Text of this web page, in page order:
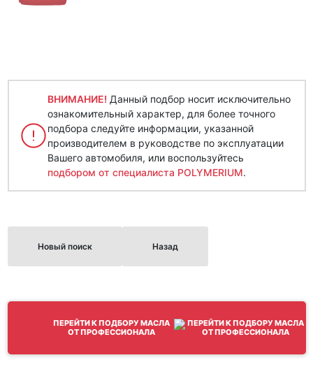
ВНИМАНИЕ! Данный подбор носит исключительно
ознакомительный характер, для более точного
подбора следуйте информации, указанной
производителем в руководстве по эксплуатации
Вашего автомобиля, или воспользуйтесь
подбором от специалиста POLYMERIUM.
Новый поиск Назад
ПЕРЕЙТИ К ПОДБОРУ МАСЛА
ОТ ПРОФЕССИОНАЛА